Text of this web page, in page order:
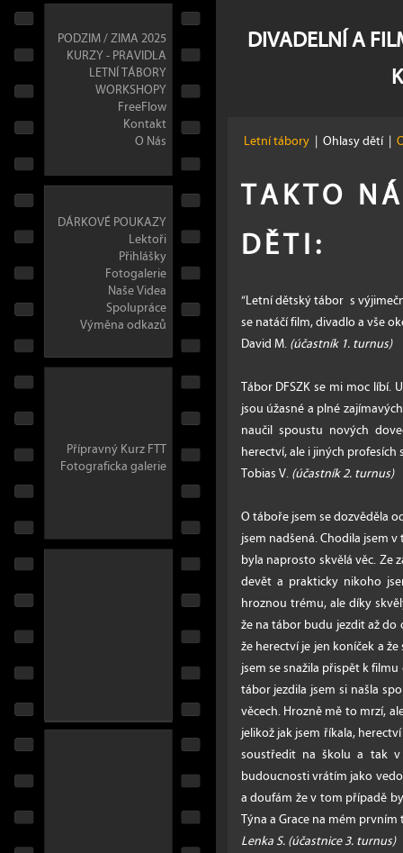
PODZIM / ZIMA 2025
KURZY - PRAVIDLA
LETNÍ TÁBORY
WORKSHOPY
FreeFlow
Kontakt
O Nás
DÁRKOVÉ POUKAZY
Lektoři
Přihlášky
Fotogalerie
Naše Videa
Spolupráce
Výměna odkazů
Přípravný Kurz FTT
Fotograficka galerie
DIVADELNÍ A
Letní tábory | Ohlasy dětí |
TAKTO
DĚTI:
“Letní dětský tábor s
se natáčí film, divadlo a vše
David M.(účastník 1. turnus)
Tábor DFSZK se mi moc líbí.
jsou úžasné a plné
naučil spoustu nových
herectví, ale i jiných
Tobias V.(účastník 2. turnus)
O táboře jsem se dozvěděla
jsem nadšená. Chodila jsem
byla naprosto skvělá věc. Ze
devět a prakticky nikoho
hroznou trému, ale díky
že na tábor budu jezdit až do
že herectví je jen koníček a
jsem se snažila přispět k
tábor jezdila jsem si našla
věcech. Hrozně mě to mrzí,
jelikož jak jsem říkala,
soustředit na školu a tak
budoucnosti vrátím jako
a doufám že v tom případě
Týna a Grace na mém
Lenka S. (účastnice 3. turnus)